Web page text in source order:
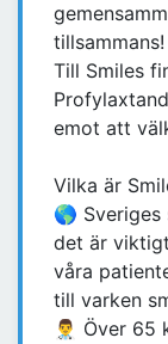
tillsammans!
Till Smiles
emot att
Vilka är
🌎
det är
våra
till varken
👨‍⚕️ Över